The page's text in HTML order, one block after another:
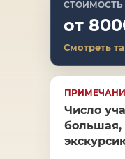
СТОИМОСТЬ
от
Смотреть
Число
большая,